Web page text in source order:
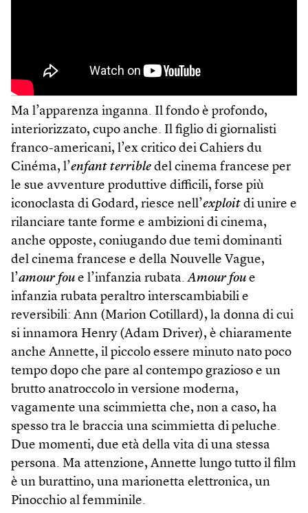
Ma l’apparenza inganna. Il fondo è profondo,
interiorizzato, cupo anche. Il figlio di giornalisti
franco-americani, l’ex critico dei Cahiers du
Cinéma, l’enfant terrible del cinema francese per
le sue avventure produttive difficili, forse più
iconoclasta di Godard, riesce nell’exploit di unire e
rilanciare tante forme e ambizioni di cinema,
anche opposte, coniugando due temi dominanti
del cinema francese e della Nouvelle Vague,
l’amour fou e l’infanzia rubata.Amour fou e
infanzia rubata peraltro interscambiabili e
reversibili: Ann (Marion Cotillard), la donna di cui
si innamora Henry (Adam Driver), è chiaramente
anche Annette, il piccolo essere minuto nato poco
tempo dopo che pare al contempo grazioso e un
brutto anatroccolo in versione moderna,
vagamente una scimmietta che, non a caso, ha
spesso tra le braccia una scimmietta di peluche.
Due momenti, due età della vita di una stessa
persona. Ma attenzione, Annette lungo tutto il film
è un burattino, una marionetta elettronica, un
Pinocchio al femminile.